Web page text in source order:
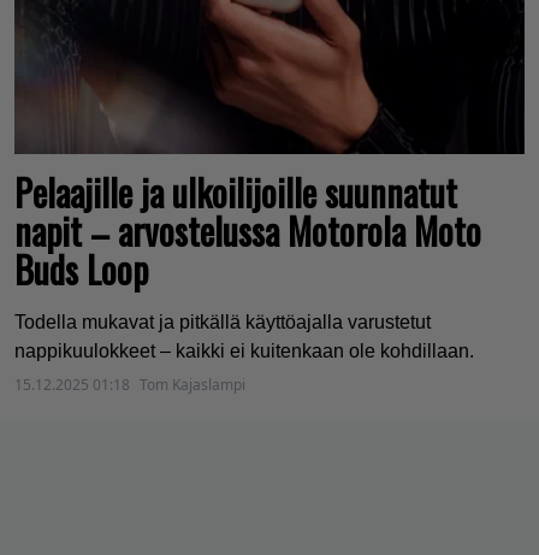
Pelaajille ja ulkoilijoille suunnatut
napit – arvostelussa Motorola Moto
Buds Loop
Todella mukavat ja pitkällä käyttöajalla varustetut
nappikuulokkeet – kaikki ei kuitenkaan ole kohdillaan.
15.12.2025 01:18 Tom Kajaslampi